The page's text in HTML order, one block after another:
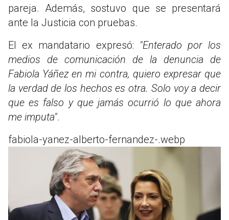
pareja. Además, sostuvo que se presentará
ante la Justicia con pruebas.
El ex mandatario expresó: "Enterado por los
medios de comunicación de la denuncia de
Fabiola Yáñez en mi contra, quiero expresar que
la verdad de los hechos es otra. Solo voy a decir
que es falso y que jamás ocurrió lo que ahora
me imputa".
fabiola-yanez-alberto-fernandez-.webp